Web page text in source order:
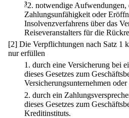
32. notwendige Aufwendungen,
Zahlungsunfähigkeit oder
Insolvenzverfahrens über das
Reiseveranstalters für die
[2] Die Verpflichtungen nach Satz 1
nur erfüllen
1. durch eine Versicherung bei
dieses Gesetzes zum
Versicherungsunternehmen oder
2. durch ein
dieses Gesetzes zum
Kreditinstituts.